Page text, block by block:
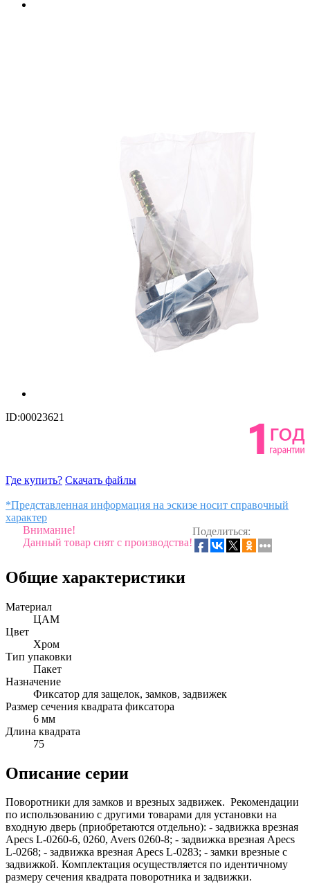
ID:00023621
Где купить? Скачать файлы
*Представленная информация на эскизе носит справочный
характер
Внимание!
Данный товар снят с производства!
Поделиться:
Общие характеристики
Материал
ЦАМ
Цвет
Хром
Тип упаковки
Пакет
Назначение
Фиксатор для защелок, замков, задвижек
Размер сечения квадрата фиксатора
6 мм
Длина квадрата
75
Описание серии
Поворотники для замков и врезных задвижек. Рекомендации
по использованию с другими товарами для установки на
входную дверь (приобретаются отдельно): - задвижка врезная
Apecs L-0260-6, 0260, Avers 0260-8; - задвижка врезная Apecs
L-0268; - задвижка врезная Apecs L-0283; - замки врезные с
задвижкой. Комплектация осуществляется по идентичному
размеру сечения квадрата поворотника и задвижки.